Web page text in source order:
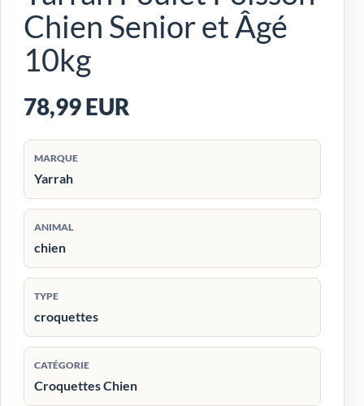
Chien Senior et Âgé
10kg
78,99 EUR
MARQUE
Yarrah
ANIMAL
chien
TYPE
croquettes
CATÉGORIE
Croquettes Chien